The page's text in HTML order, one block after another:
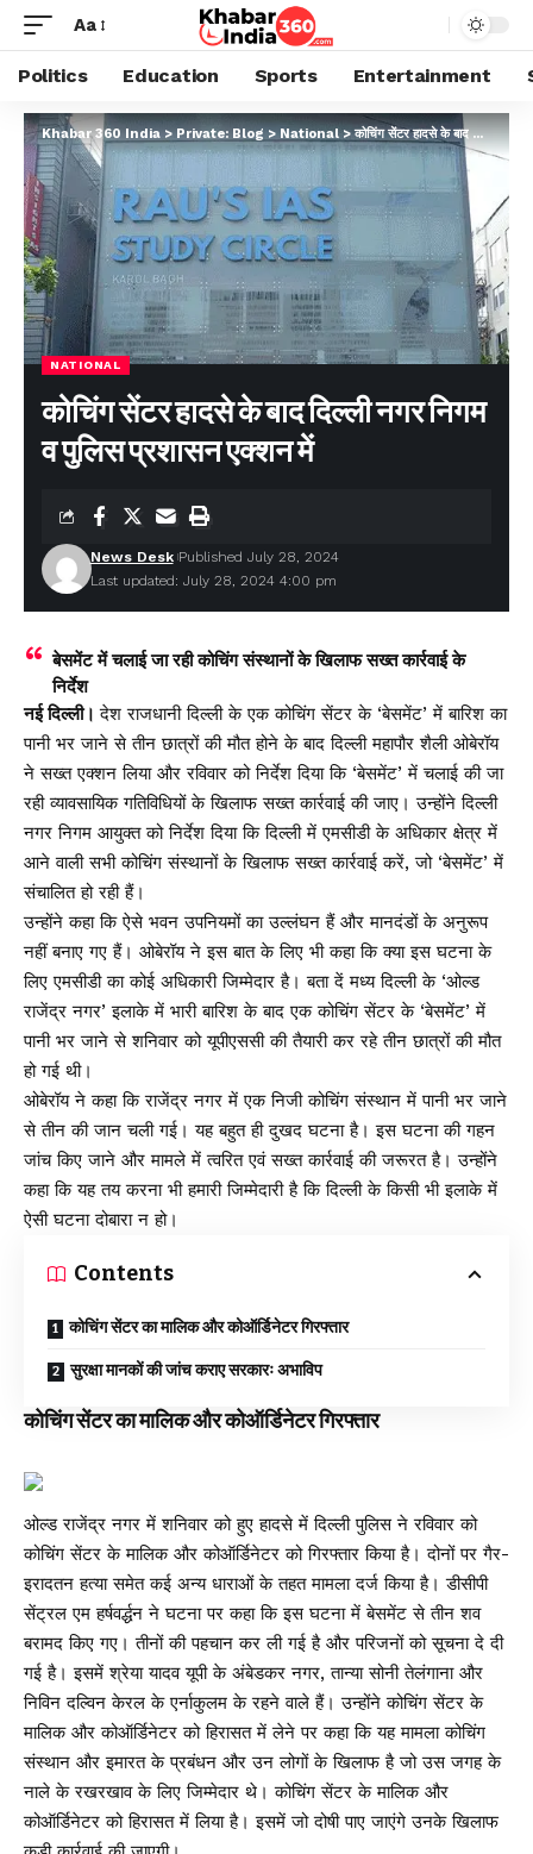
Aa
Politics Education Sports Entertainment
Khabar 360 India> Private: Blog > National>कोचिंग सेंटर हादसे के बाद दिल्ली नगर निगम व पुलिस प्रशासन एक्शन में
NATIONAL
कोचिंग सेंटर हादसे के बाद दिल्ली नगर निगम
व पुलिस प्रशासन एक्शन में
Last updated: July 28, 2024 4:00 pm
News Desk Published July 28, 2024
बेसमेंट में चलाई जा रही कोचिंग संस्थानों के खिलाफ सख्त कार्रवाई के
निर्देश
नई दिल्ली।देश राजधानी दिल्ली के एक कोचिंग सेंटर के ‘बेसमेंट’ में बारिश का
पानी भर जाने से तीन छात्रों की मौत होने के बाद दिल्ली महापौर शैली ओबेरॉय
ने सख्त एक्शन लिया और रविवार को निर्देश दिया कि ‘बेसमेंट’ में चलाई की जा
रही व्यावसायिक गतिविधियों के खिलाफ सख्त कार्रवाई की जाए। उन्होंने दिल्ली
नगर निगम आयुक्त को निर्देश दिया कि दिल्ली में एमसीडी के अधिकार क्षेत्र में
आने वाली सभी कोचिंग संस्थानों के खिलाफ सख्त कार्रवाई करें, जो ‘बेसमेंट’ में
संचालित हो रही हैं।
उन्होंने कहा कि ऐसे भवन उपनियमों का उल्लंघन हैं और मानदंडों के अनुरूप
नहीं बनाए गए हैं। ओबेरॉय ने इस बात के लिए भी कहा कि क्या इस घटना के
लिए एमसीडी का कोई अधिकारी जिम्मेदार है। बता दें मध्य दिल्ली के ‘ओल्ड
राजेंद्र नगर’ इलाके में भारी बारिश के बाद एक कोचिंग सेंटर के ‘बेसमेंट’ में
पानी भर जाने से शनिवार को यूपीएससी की तैयारी कर रहे तीन छात्रों की मौत
हो गई थी।
ओबेरॉय ने कहा कि राजेंद्र नगर में एक निजी कोचिंग संस्थान में पानी भर जाने
से तीन की जान चली गई। यह बहुत ही दुखद घटना है। इस घटना की गहन
जांच किए जाने और मामले में त्वरित एवं सख्त कार्रवाई की जरूरत है। उन्होंने
कहा कि यह तय करना भी हमारी जिम्मेदारी है कि दिल्ली के किसी भी इलाके में
ऐसी घटना दोबारा न हो।
Contents
कोचिंग सेंटर का मालिक और कोऑर्डिनेटर गिरफ्तार
सुरक्षा मानकों की जांच कराए सरकारः अभाविप
कोचिंग सेंटर का मालिक और कोऑर्डिनेटर गिरफ्तार
ओल्ड राजेंद्र नगर में शनिवार को हुए हादसे में दिल्ली पुलिस ने रविवार को
कोचिंग सेंटर के मालिक और कोऑर्डिनेटर को गिरफ्तार किया है। दोनों पर गैर-
इरादतन हत्या समेत कई अन्य धाराओं के तहत मामला दर्ज किया है। डीसीपी
सेंट्रल एम हर्षवर्द्धन ने घटना पर कहा कि इस घटना में बेसमेंट से तीन शव
बरामद किए गए। तीनों की पहचान कर ली गई है और परिजनों को सूचना दे दी
गई है। इसमें श्रेया यादव यूपी के अंबेडकर नगर, तान्या सोनी तेलंगाना और
निविन दल्विन केरल के एर्नाकुलम के रहने वाले हैं। उन्होंने कोचिंग सेंटर के
मालिक और कोऑर्डिनेटर को हिरासत में लेने पर कहा कि यह मामला कोचिंग
संस्थान और इमारत के प्रबंधन और उन लोगों के खिलाफ है जो उस जगह के
नाले के रखरखाव के लिए जिम्मेदार थे। कोचिंग सेंटर के मालिक और
कोऑर्डिनेटर को हिरासत में लिया है। इसमें जो दोषी पाए जाएंगे उनके खिलाफ